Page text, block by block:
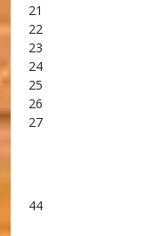
21
22
23
24
25
26
27
44